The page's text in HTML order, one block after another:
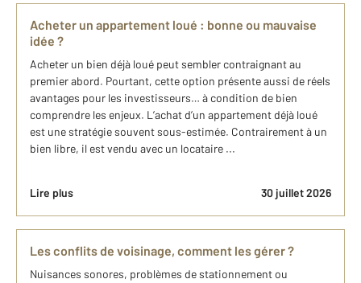
Acheter un appartement loué : bonne ou mauvaise
idée ?
Acheter un bien déjà loué peut sembler contraignant au
premier abord. Pourtant, cette option présente aussi de réels
avantages pour les investisseurs… à condition de bien
comprendre les enjeux. L’achat d’un appartement déjà loué
est une stratégie souvent sous-estimée. Contrairement à un
bien libre, il est vendu avec un locataire ...
Lire plus 30 juillet 2026
Les conflits de voisinage, comment les gérer ?
Nuisances sonores, problèmes de stationnement ou